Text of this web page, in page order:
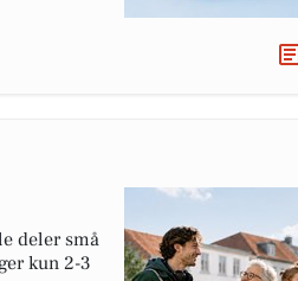
deler små
kun 2-3